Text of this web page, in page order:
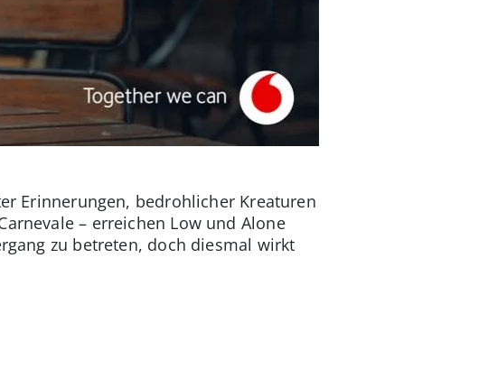
Erinnerungen, bedrohlicher Kreaturen
– erreichen Low und Alone
zu betreten, doch diesmal wirkt